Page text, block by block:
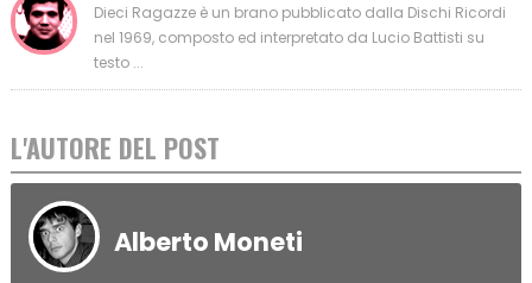
Dieci Ragazze è un brano pubblicato dalla Dischi Ricordi
nel 1969, composto ed interpretato da Lucio Battisti su
testo ...
L'AUTORE DEL POST
Alberto Moneti